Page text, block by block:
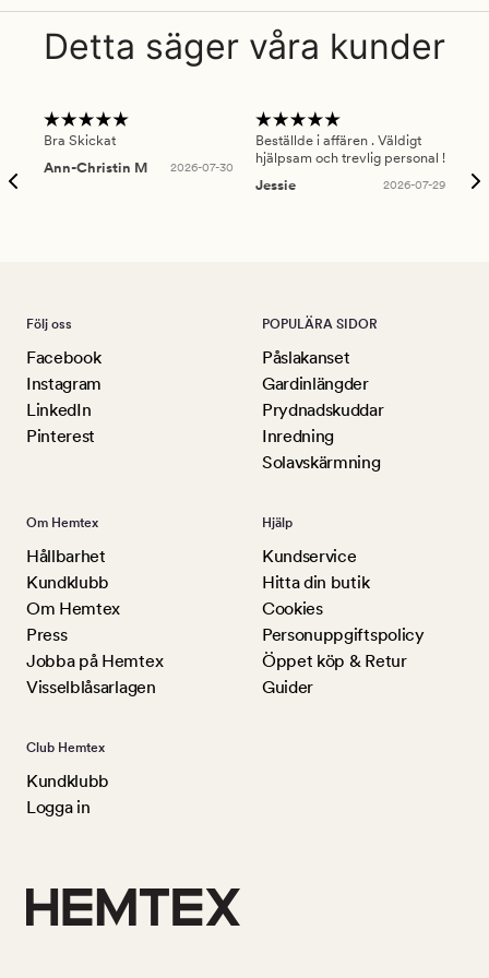
Detta säger våra kunder
Bra Skickat
Ann-Christin M
2026-07-30
Beställde i affären . Väldigt
hjälpsam och trevlig personal !
Jessie
2026-07-29
Följ oss
Facebook
Instagram
LinkedIn
Pinterest
POPULÄRA SIDOR
Påslakanset
Gardinlängder
Prydnadskuddar
Inredning
Solavskärmning
Om Hemtex
Hållbarhet
Kundklubb
Om Hemtex
Press
Jobba på Hemtex
Visselblåsarlagen
Hjälp
Kundservice
Hitta din butik
Cookies
Personuppgiftspolicy
Öppet köp & Retur
Guider
Club Hemtex
Kundklubb
Logga in